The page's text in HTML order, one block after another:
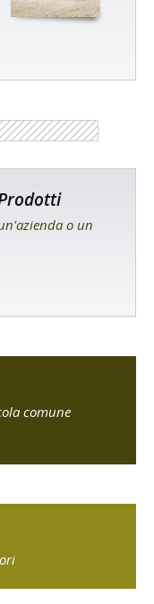
o un
comune